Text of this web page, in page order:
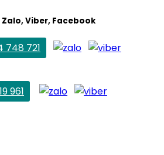
Zalo, Viber, Facebook
748 721
961